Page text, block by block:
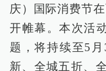
庆）国际消费节
开帷幕。本次活
题，将持续至5
新、全城五折、